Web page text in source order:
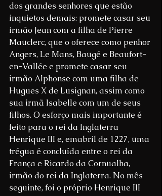
dos grandes senhores que estão
inquietos demais: promete casar seu
irmão Jean com a filha de Pierre
Mauclerc, que o oferece como penhor
Angers, Le Mans, Baugé e Beaufort-
en-Vallée e promete casar seu
irmão Alphonse com uma filha de
Hugues X de Lusignan, assim como
sua irmã Isabelle com um de seus
filhos. O esforço mais importante é
feito para o rei da Inglaterra
Henrique III e, emabril de 1227, uma
trégua é concluída entre o rei da
França e Ricardo da Cornualha,
irmão do rei da Inglaterra. No mês
seguinte, foi o próprio Henrique III